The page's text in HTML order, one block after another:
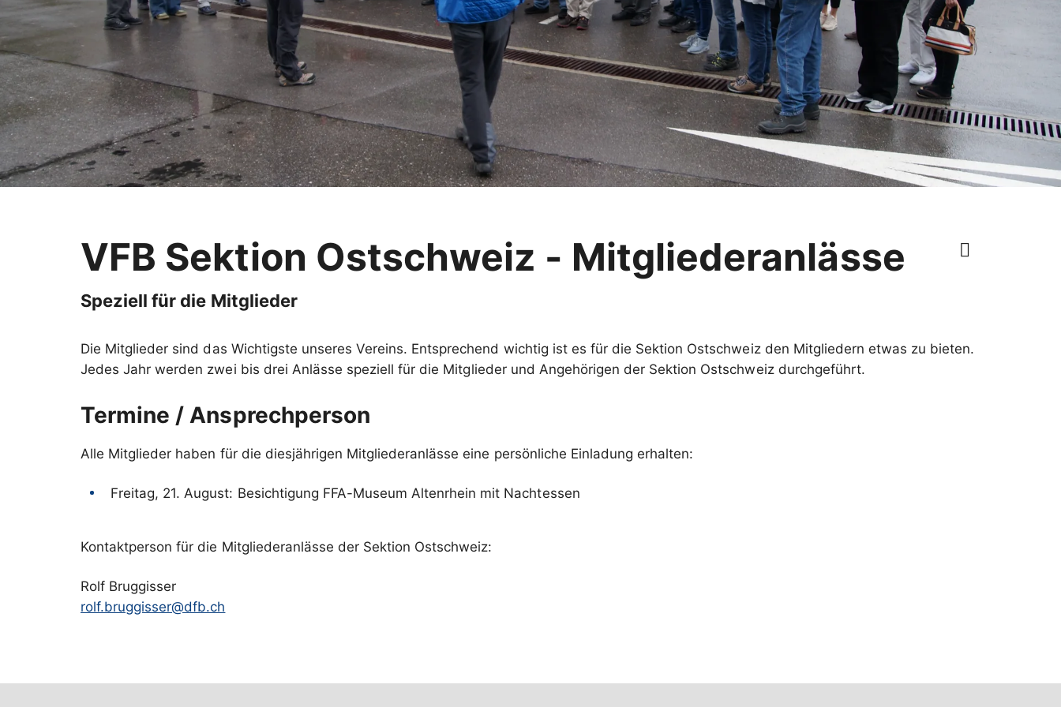
VFB Sektion Ostschweiz - Mitgliederanlässe
Speziell für die Mitglieder
Die Mitglieder sind das Wichtigste unseres Vereins. Entsprechend wichtig ist es für die Sektion Ostschweiz den Mitgliedern etwas zu bieten.
Termine / Ansprechperson
Alle Mitglieder haben für die diesjährigen Mitgliederanlässe eine persönliche Einladung erhalten:
Freitag, 21. August: Besichtigung FFA-Museum Altenrhein mit Nachtessen
Kontaktperson für die Mitgliederanlässe der Sektion Ostschweiz:
rolf.bruggisser@dfb.ch